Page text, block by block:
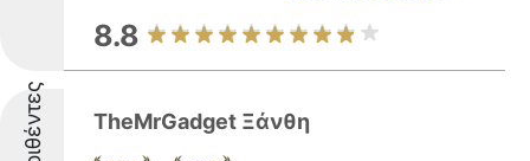
8.8
TheMrGadget Ξάνθη